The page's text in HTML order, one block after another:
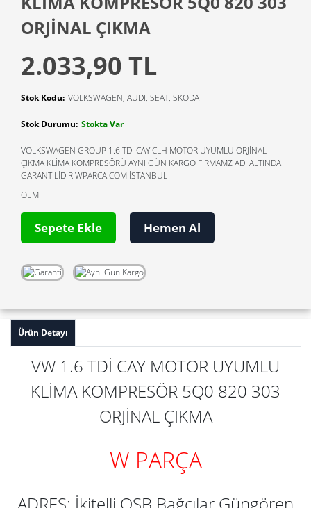
ORJİNAL ÇIKMA
2.033,90 TL
Stok Kodu: VOLKSWAGEN, AUDI, SEAT, SKODA
Stok Durumu: Stokta Var
VOLKSWAGEN GROUP 1.6 TDI CAY CLH MOTOR UYUMLU ORJİNAL
ÇIKMA KLİMA KOMPRESÖRÜ AYNI GÜN KARGO FİRMAMZ ADI ALTINDA
GARANTİLİDİR WPARCA.COM İSTANBUL
OEM
Sepete Ekle Hemen Al
Ürün Detayı
VW 1.6 TDİ CAY MOTOR UYUMLU
KLİMA KOMPRESÖR 5Q0 820 303
ORJİNAL ÇIKMA
W PARÇA